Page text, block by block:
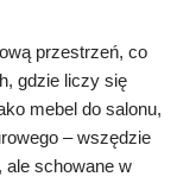
przestrzeń, co
gdzie liczy się
mebel do salonu,
– wszędzie
schowane w